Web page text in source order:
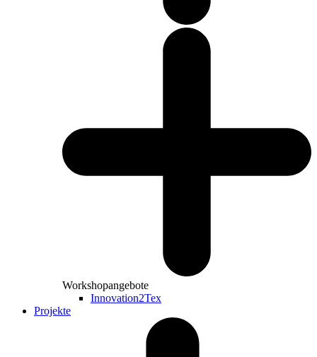
Workshopangebote
Innovation2Tex
Projekte